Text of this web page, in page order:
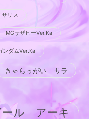
リス
MGサザビーVer.Ka
ンダムVer.Ka
きゃらっがい サラ
ール アーキ